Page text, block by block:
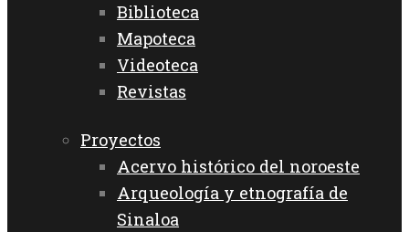
Biblioteca
Mapoteca
Videoteca
Revistas
Proyectos
Acervo histórico del noroeste
Arqueología y etnografía de
Sinaloa